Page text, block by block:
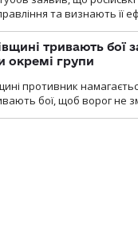
та визнають її
тривають бої
окремі групи
противник
бої, щоб ворог не